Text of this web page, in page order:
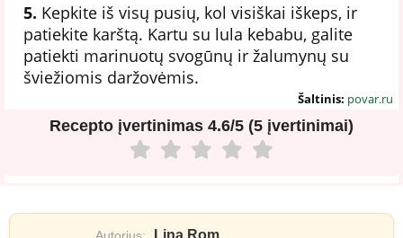
5. Kepkite iš visų pusių, kol visiškai iškeps, ir
patiekite karštą. Kartu su lula kebabu, galite
patiekti marinuotų svogūnų ir žalumynų su
šviežiomis daržovėmis.
Šaltinis: povar.ru
Recepto įvertinimas 4.6/5 (5 įvertinimai)
Lina Rom